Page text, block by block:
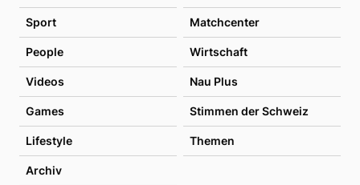
Sport Matchcenter
People Wirtschaft
Videos Nau Plus
Games Stimmen der Schweiz
Lifestyle Themen
Archiv